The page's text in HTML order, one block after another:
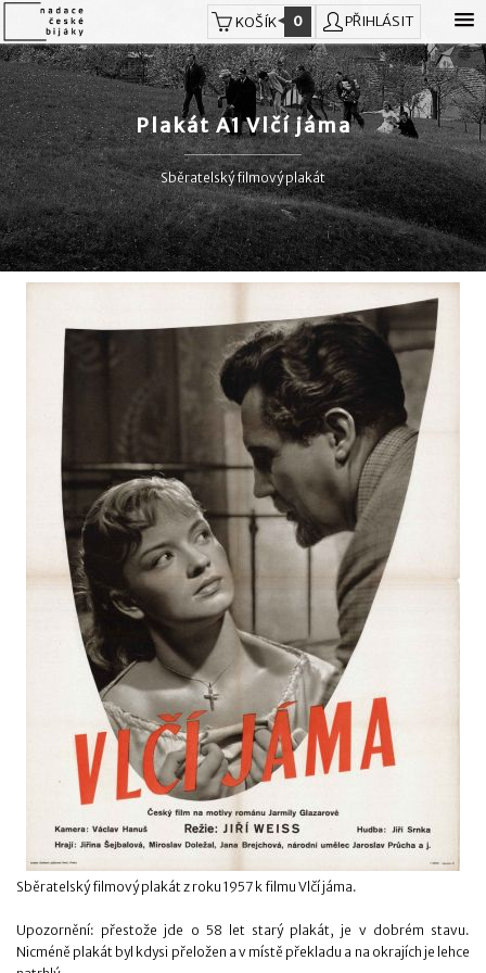
PŘIHLÁSIT
KOŠÍK 0
Plakát A1 Vlčí jáma
Sběratelský filmový plakát
Sběratelský filmový plakát z roku 1957 k filmu Vlčí jáma.
Upozornění: přestože jde o 58 let starý plakát, je v dobrém stavu.
Nicméně plakát byl kdysi přeložen a v místě překladu a na okrajích je lehce